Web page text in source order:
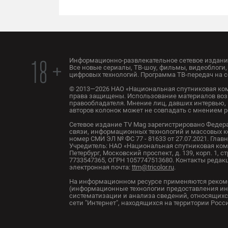
18 +
Информационно-развлекательное сетевое
Все новые сериалы, ТВ-шоу, фильмы, видеоблоги,
цифровых технологий. Программа ТВ-передач на
© 2013—2026 НАО «Национальная спутниковая
права защищены. Использование материалов
правообладателя. Мнение лиц, давших интервью,
авторов колонок может не совпадать с мнением
Сетевое издание TV Mag зарегистрировано
связи, информационных технологий и массовых
номер СМИ ЭЛ № ФС 77 - 81633 от 27.07.2021.
Учредитель: НАО «Национальная спутниковая
Петербург, Московский проспект, д. 139, корп. 1,
7733547365, ОГРН 1057747513680. Контакты
электронная почта: ttm@tricolor.ru.
На информационном ресурсе применяются
(информационные технологии предоставления
систематизации и анализа сведений,
сети "Интернет", находящихся на территории